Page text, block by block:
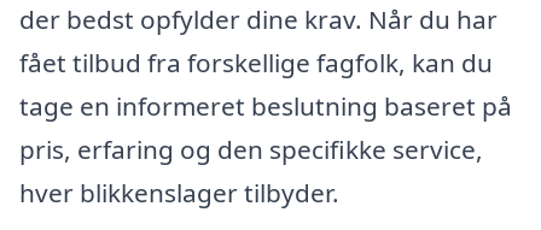
der bedst opfylder dine krav. Når du har
fået tilbud fra forskellige fagfolk, kan du
tage en informeret beslutning baseret på
pris, erfaring og den specifikke service,
hver blikkenslager tilbyder.